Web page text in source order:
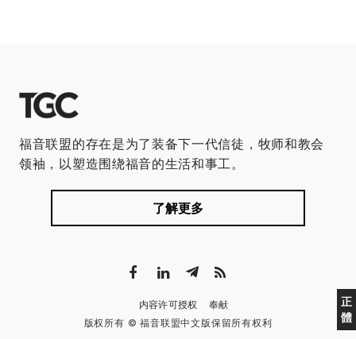
正
體
福音联盟的存在是为了装备下一代信徒，牧师和教会
领袖，以塑造围绕福音的生活和事工。
了解更多
内容许可授权
奉献
版权所有 © 福音联盟中文版保留所有权利